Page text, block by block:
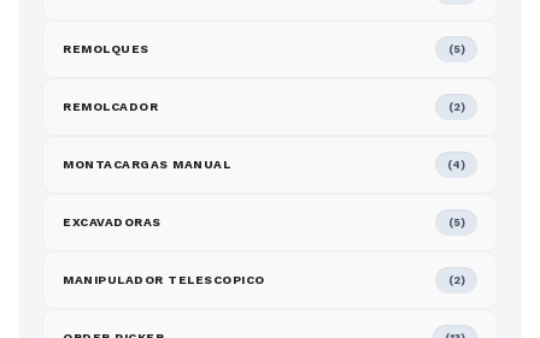
REMOLQUES (5)
REMOLCADOR (2)
MONTACARGAS MANUAL (4)
EXCAVADORAS (5)
MANIPULADOR TELESCOPICO (2)